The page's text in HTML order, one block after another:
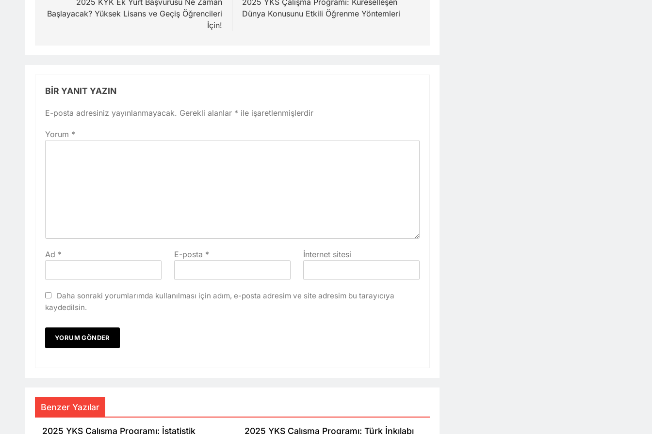
gezinmesi
Başlayacak? Yüksek Lisans ve Geçiş Öğrencileri
İçin!
Dünya Konusunu Etkili Öğrenme Yöntemleri
BIR YANIT YAZIN
E-posta adresiniz yayınlanmayacak. Gerekli alanlar * ile işaretlenmişlerdir
Yorum *
Ad * E-posta * İnternet sitesi
Daha sonraki yorumlarımda kullanılması için adım, e-posta adresim ve site adresim bu tarayıcıya
kaydedilsin.
Benzer Yazılar
2025 YKS Çalışma Programı: İstatistik 2025 YKS Çalışma Programı: Türk İnkılabı